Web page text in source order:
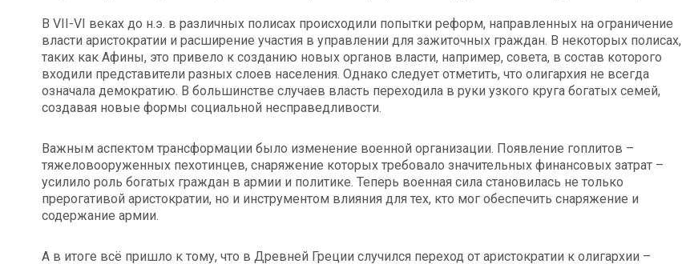
В VII-VI веках до н.э. в различных полисах происходили попытки реформ, направленных на ограничение
власти аристократии и расширение участия в управлении для зажиточных граждан. В некоторых полисах,
таких как Афины, это привело к созданию новых органов власти, например, совета, в состав которого
входили представители разных слоев населения. Однако следует отметить, что олигархия не всегда
означала демократию. В большинстве случаев власть переходила в руки узкого круга богатых семей,
создавая новые формы социальной несправедливости.
Важным аспектом трансформации было изменение военной организации. Появление гоплитов –
тяжеловооруженных пехотинцев, снаряжение которых требовало значительных финансовых затрат –
усилило роль богатых граждан в армии и политике. Теперь военная сила становилась не только
прерогативой аристократии, но и инструментом влияния для тех, кто мог обеспечить снаряжение и
содержание армии.
А в итоге всё пришло к тому, что в Древней Греции случился переход от аристократии к олигархии –